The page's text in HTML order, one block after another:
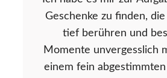
Geschenke zu finden,
tief berühren und
Momente unvergesslich
einem fein